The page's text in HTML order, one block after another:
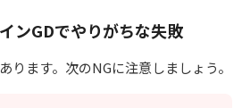
ンGDでやりがちな失敗
ります。次のNGに注意しましょう。